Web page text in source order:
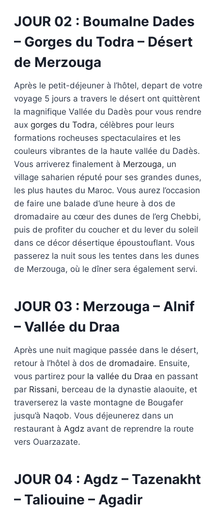
JOUR 02 : Boumalne Dades
– Gorges du Todra – Désert
de Merzouga
Après le petit-déjeuner à l’hôtel, depart de votre
voyage 5 jours a travers le désert ont quittèrent
la magnifique Vallée du Dadès pour vous rendre
aux gorges du Todra, célèbres pour leurs
formations rocheuses spectaculaires et les
couleurs vibrantes de la haute vallée du Dadès.
Vous arriverez finalement à Merzouga, un
village saharien réputé pour ses grandes dunes,
les plus hautes du Maroc. Vous aurez l’occasion
de faire une balade d’une heure à dos de
dromadaire au cœur des dunes de l’erg Chebbi,
puis de profiter du coucher et du lever du soleil
dans ce décor désertique époustouflant. Vous
passerez la nuit sous les tentes dans les dunes
de Merzouga, où le dîner sera également servi.
JOUR 03 : Merzouga – Alnif
– Vallée du Draa
Après une nuit magique passée dans le désert,
retour à l’hôtel à dos dedromadaire. Ensuite,
vous partirez pour la vallée du Draa en passant
par Rissani, berceau de la dynastie alaouite, et
traverserez la vaste montagne de Bougafer
jusqu’à Naqob. Vous déjeunerez dans un
restaurant àAgdz avant de reprendre la route
vers Ouarzazate.
JOUR 04 : Agdz – Tazenakht
– Taliouine – Agadir